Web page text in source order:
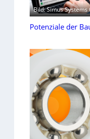
Bild: Simus Systems
Potenziale der